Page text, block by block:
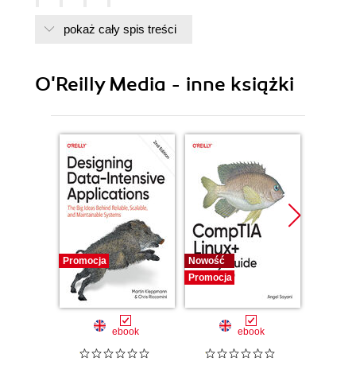
MySQL 5
Stored Procedures
Database Events
Setup
Downloading MySQL
Configuration
Startup
Mac OS X
Solaris
Other Unix
Set the Root Password
Replication
Master configuration
Slave configuration
pokaż cały spis treści
O'Reilly Media - inne książki
Promocja
ebook
Nowość
Promocja
ebook